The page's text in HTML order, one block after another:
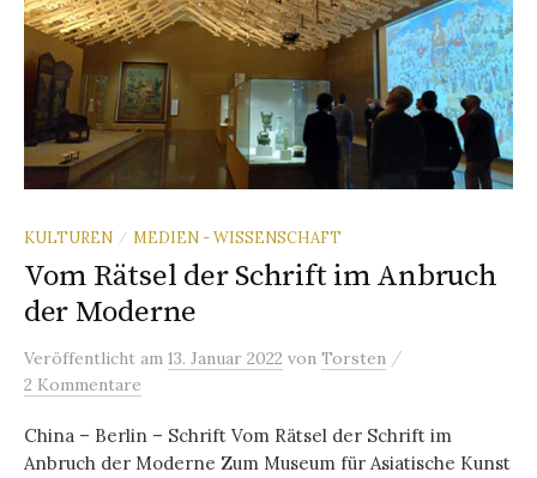
KULTUREN / MEDIEN - WISSENSCHAFT
Vom Rätsel der Schrift im Anbruch
der Moderne
Veröffentlicht am 13. Januar 2022 von Torsten /
2 Kommentare
China – Berlin – Schrift Vom Rätsel der Schrift im
Anbruch der Moderne Zum Museum für Asiatische Kunst